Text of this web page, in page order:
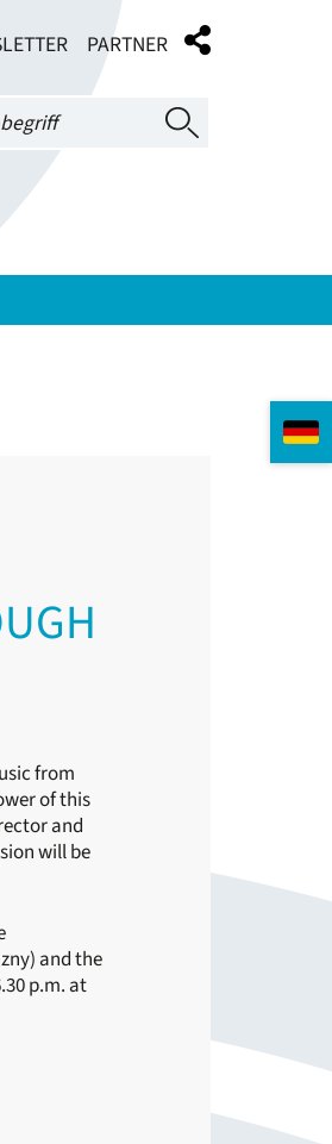
PARTNER
from
of this
and
will be
and the
p.m. at